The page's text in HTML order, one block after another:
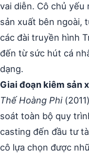
vai diễn. Cô chủ yếu
sản xuất bên ngoài,
các đài truyền hình
đến từ sức hút cá
dạng.
Giai đoạn kiêm sản
Thế Hoàng Phi
soát toàn bộ quy
casting đến đầu tư
cô lựa chọn được